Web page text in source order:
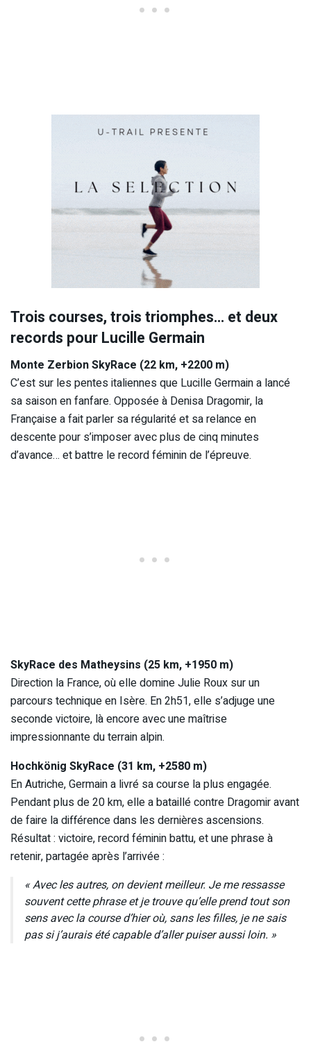
Trois courses, trois triomphes… et deux
records pour Lucille Germain
Monte Zerbion SkyRace (22 km, +2200 m)
C’est sur les pentes italiennes que Lucille Germain a lancé
sa saison en fanfare. Opposée à Denisa Dragomir, la
Française a fait parler sa régularité et sa relance en
descente pour s’imposer avec plus de cinq minutes
d’avance… et battre le record féminin de l’épreuve.
SkyRace des Matheysins (25 km, +1950 m)
Direction la France, où elle domine Julie Roux sur un
parcours technique en Isère. En 2h51, elle s’adjuge une
seconde victoire, là encore avec une maîtrise
impressionnante du terrain alpin.
Hochkönig SkyRace (31 km, +2580 m)
En Autriche, Germain a livré sa course la plus engagée.
Pendant plus de 20 km, elle a bataillé contre Dragomir avant
de faire la différence dans les dernières ascensions.
Résultat : victoire, record féminin battu, et une phrase à
retenir, partagée après l’arrivée :
« Avec les autres, on devient meilleur. Je me ressasse
souvent cette phrase et je trouve qu’elle prend tout son
sens avec la course d’hier où, sans les filles, je ne sais
pas si j’aurais été capable d’aller puiser aussi loin. »